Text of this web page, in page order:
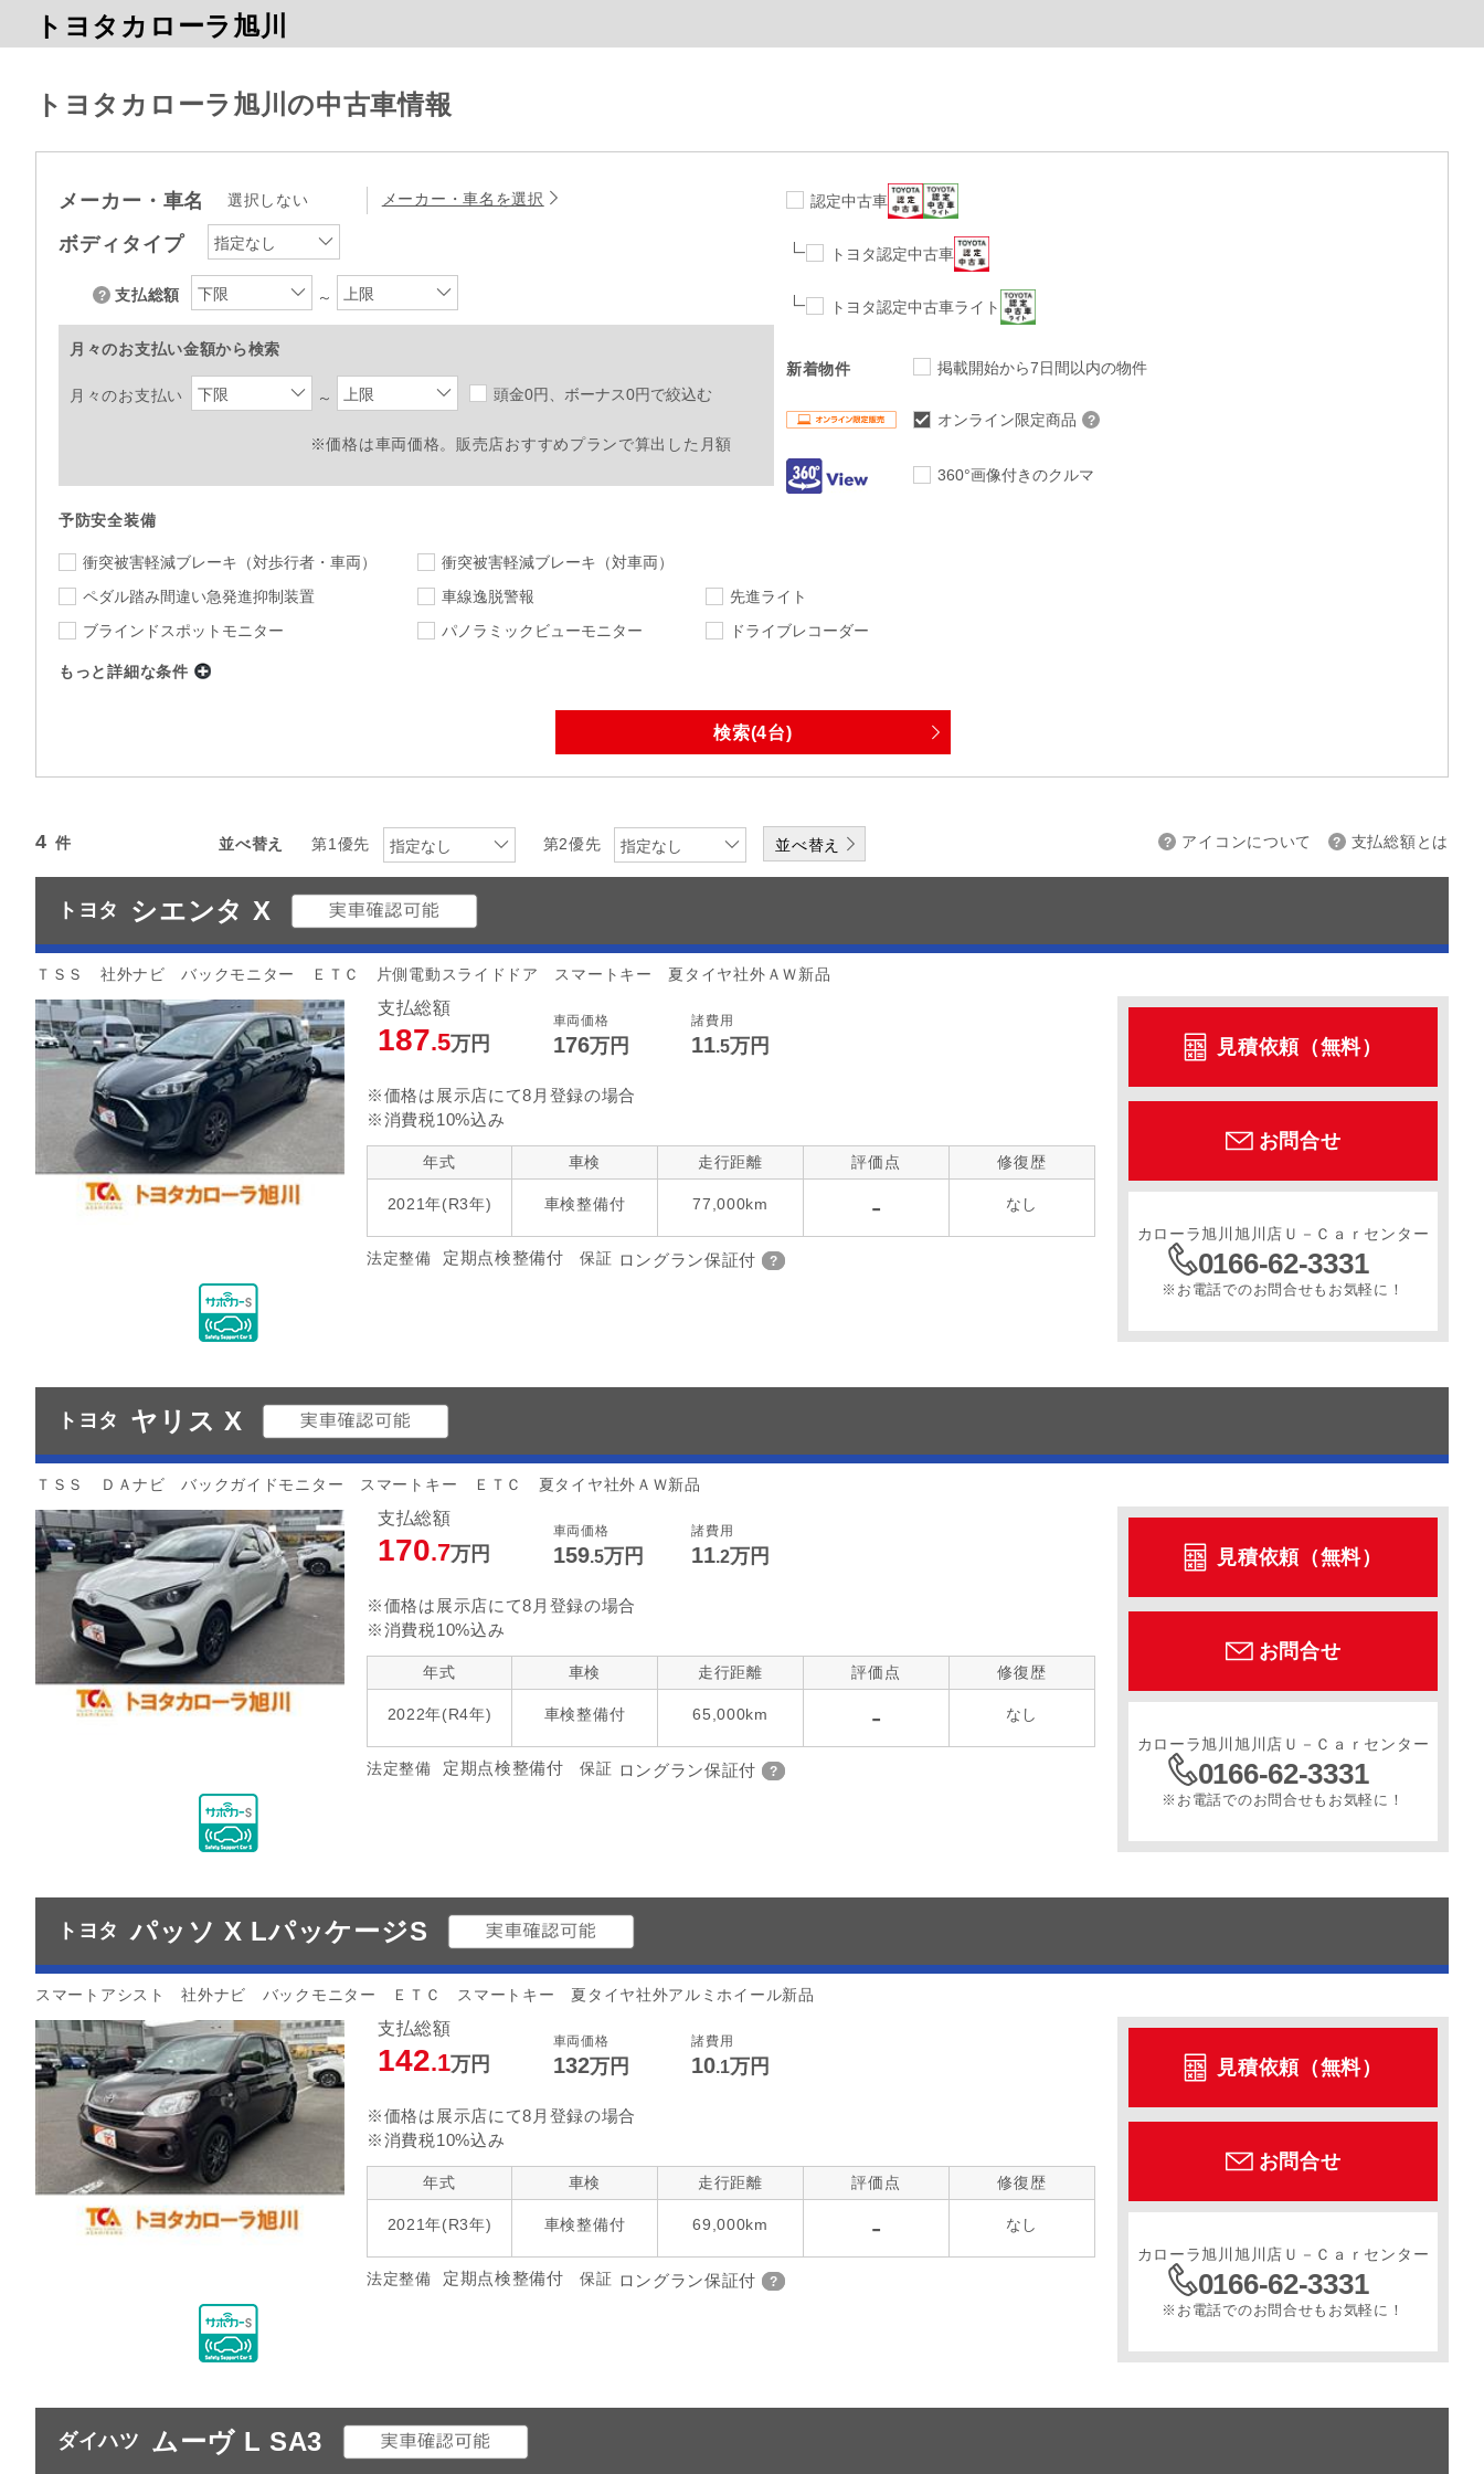
トヨタカローラ旭川
トヨタカローラ旭川の中古車情報
メーカー・車名 選択しない メーカー・車名を選択
ボディタイプ 指定なし
支払総額 下限 ～ 上限
月々のお支払い金額から検索
月々のお支払い 下限 ～ 上限 頭金0円、ボーナス0円で絞込む
※価格は車両価格。販売店おすすめプランで算出した月額
認定中古車
トヨタ認定中古車
トヨタ認定中古車ライト
新着物件 掲載開始から7日間以内の物件
オンライン限定商品
360°画像付きのクルマ
予防安全装備
衝突被害軽減ブレーキ （対歩行者・車両）
衝突被害軽減ブレーキ（対車両）
ペダル踏み間違い急発進抑制装置
車線逸脱警報
先進ライト
ブラインドスポットモニター
パノラミックビューモニター ドライブレコーダー
もっと詳細な条件
走行距離 指定なし 車検 指定なし
ワンオーナー 修復歴無
カラー
指定なし 指定なし DVD CD メディアプレーヤー接続 バックカメラ スマートキー ETC
リヤエアコン 指定なし クルーズコントロール
ヘッドランプ 指定なし スライドドア 寒冷地仕様
4 並べ替え 第1優先 指定なし 第2優先 指定なし アイコンについて 支払総額とは
トヨタ シエンタ X
ＴＳＳ 社外ナビ バックモニター ＥＴＣ 片側電動スライドドア スマートキー 夏タイヤ社外ＡＷ新品
支払総額
187.5万円
車両価格
176万円
諸費用
11.5万円
※価格は展示店にて8月登録の場合
※消費税10%込み
年式
2021年(R3年)
車検
車検整備付
走行距離
77,000km
評価点
-
修復歴
なし
法定整備 定期点検整備付 保証 ロングラン保証付
見積依頼（無料）
お問合せ
カローラ旭川旭川店Ｕ－Ｃａｒセンター
0166-62-3331
※お電話でのお問合せもお気軽に！
トヨタ ヤリス X
ＴＳＳ ＤＡナビ バックガイドモニター スマートキー ＥＴＣ 夏タイヤ社外ＡＷ新品
支払総額
170.7万円
車両価格
159.5万円
諸費用
11.2万円
※価格は展示店にて8月登録の場合
※消費税10%込み
年式
2022年(R4年)
車検
車検整備付
走行距離
65,000km
評価点
-
修復歴
なし
法定整備 定期点検整備付 保証 ロングラン保証付
見積依頼（無料）
お問合せ
カローラ旭川旭川店Ｕ－Ｃａｒセンター
0166-62-3331
※お電話でのお問合せもお気軽に！
トヨタ パッソ X LパッケージS
スマートアシスト 社外ナビ バックモニター ＥＴＣ スマートキー 夏タイヤ社外アルミホイール新品
支払総額
142.1万円
車両価格
132万円
諸費用
10.1万円
※価格は展示店にて8月登録の場合
※消費税10%込み
年式
2021年(R3年)
車検
車検整備付
走行距離
69,000km
評価点
-
修復歴
なし
法定整備 定期点検整備付 保証 ロングラン保証付
見積依頼（無料）
お問合せ
カローラ旭川旭川店Ｕ－Ｃａｒセンター
0166-62-3331
※お電話でのお問合せもお気軽に！
ダイハツ ムーヴ L SA3